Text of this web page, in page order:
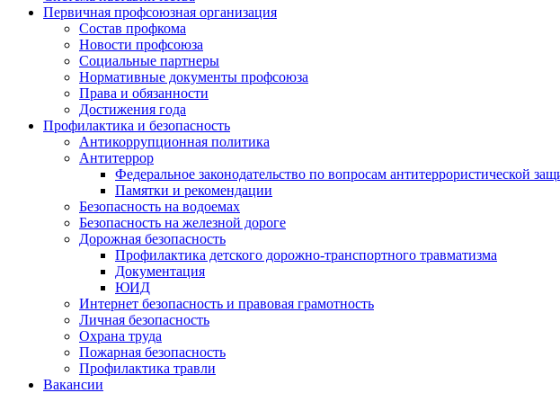
Первичная профсоюзная организация
Состав профкома
Новости профсоюза
Социальные партнеры
Нормативные документы профсоюза
Права и обязанности
Достижения года
Профилактика и безопасность
Антикоррупционная политика
Антитеррор
Федеральное законодательство по вопросам антитеррористической
Памятки и рекомендации
Безопасность на водоемах
Безопасность на железной дороге
Дорожная безопасность
Профилактика детского дорожно-транспортного травматизма
Документация
ЮИД
Интернет безопасность и правовая грамотность
Личная безопасность
Охрана труда
Пожарная безопасность
Профилактика травли
Вакансии